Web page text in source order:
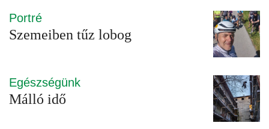
Portré
Szemeiben tűz lobog
Egészségünk
Málló idő